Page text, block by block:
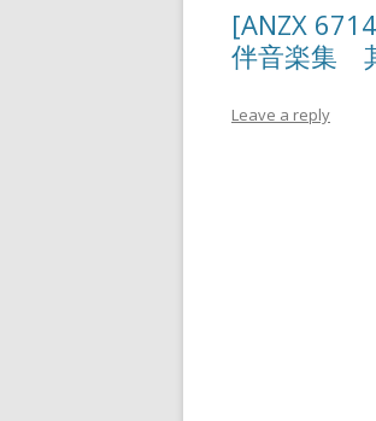
[ANZX
伴音楽集
Leave a reply